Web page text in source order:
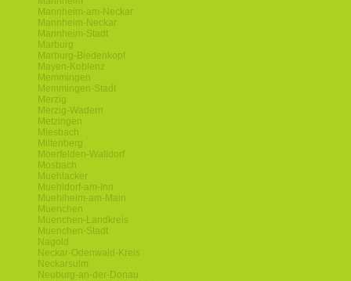
Mannheim-am-Neckar
Mannheim-Neckar
Mannheim-Stadt
Marburg
Marburg-Biedenkopf
Mayen-Koblenz
Memmingen
Memmingen-Stadt
Merzig
Merzig-Wadern
Metzingen
Miesbach
Miltenberg
Moerfelden-Walldorf
Mosbach
Muehlacker
Muehldorf-am-Inn
Muehlheim-am-Main
Muenchen
Muenchen-Landkreis
Muenchen-Stadt
Nagold
Neckar-Odenwald-Kreis
Neckarsulm
Neuburg-an-der-Donau